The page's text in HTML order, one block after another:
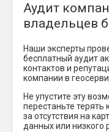
Аудит
владельцев
Наши эксперты
бесплатный аудит
контактов и
компании в
Не упустите эту
перестаньте терять
за отсутствия на
данных или низкого